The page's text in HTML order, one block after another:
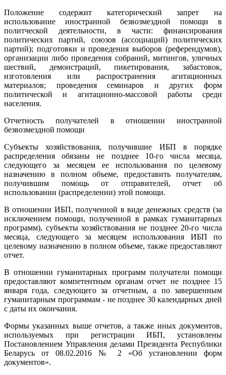
Положение содержит категорический запрет на
использование иностранной безвозмездной помощи в
политческой деятельности, в части: финансирования
политических партий, союзов (ассоциаций) политических
партий); подготовки и проведения выборов (референдумов),
организации либо проведения собраний, митингов, уличных
шествий, демонстраций, пикетирования, забастовок,
изготовления или распространения агитационных
материалов; проведения семинаров и других форм
политической и агитационно-массовой работы среди
населения.
Отчетность получателей в отношении иностранной
безвозмездной помощи
Субъекты хозяйствования, получившие ИБП в порядке
распределения обязаны не позднее 10-го числа месяца,
следующего за месяцем ее использования по целевому
назначению в полном объеме, предоставить получателям,
получившим помощь от отправителей, отчет об
использовании (распределении) этой помощи.
В отношении ИБП, полученной в виде денежных средств (за
исключением помощи, полученной в рамках гуманитарных
программ), субъекты хозяйствования не позднее 20-го числа
месяца, следующего за месяцем использования ИБП по
целевому назначению в полном объеме, также предоставляют
отчет.
В отношении гуманитарных программ получатели помощи
предоставляют компетентным органам отчет не позднее 15
января года, следующего за отчетным, а по завершенным
гуманитарным программам - не позднее 30 календарных дней
с даты их окончания.
Формы указанных выше отчетов, а также иных документов,
используемых при регистрации ИБП, установлены
Постановлением Управления делами Президента Республики
Беларусь от 08.02.2016 № 2 «Об установлении форм
документов».